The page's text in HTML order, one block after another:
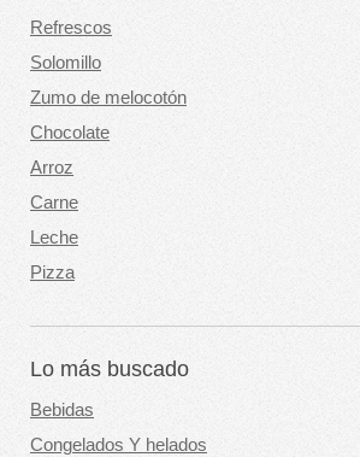
Refrescos
Solomillo
Zumo de melocotón
Chocolate
Arroz
Carne
Leche
Pizza
Lo más buscado
Bebidas
Congelados Y helados